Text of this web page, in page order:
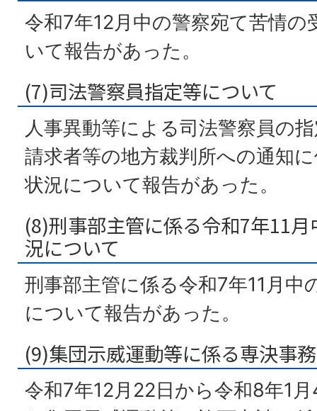
令和7年12月中の警察宛て苦情の
いて報告があった。
(7)司法警察員指定等について
人事異動等による司法警察員の
請求者等の地方裁判所への通知
状況について報告があった。
(8)刑事部主管に係る令和7年11
況について
刑事部主管に係る令和7年11月中
について報告があった。
(9)集団示威運動等に係る専決事
令和7年12月22日から令和8年1